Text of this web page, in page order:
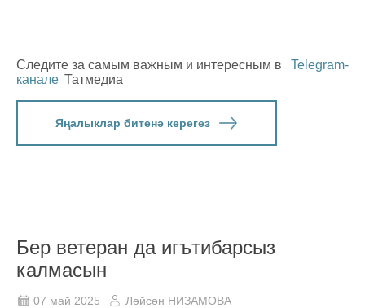
Следите за самым важным и интересным в
Telegram-
канале Татмедиа
Яңалыклар битенә керегез
Бер ветеран да игътибарсыз
калмасын
07 май 2025 Ләйсән НИЗАМОВА